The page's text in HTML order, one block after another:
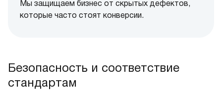
Мы защищаем бизнес от скрытых дефектов,
которые часто стоят конверсии.
Безопасность и соответствие
стандартам